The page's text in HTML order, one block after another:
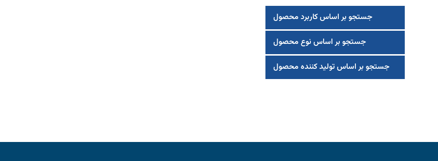
جستجو بر اساس کاربرد محصول
جستجو بر اساس نوع محصول
جستجو بر اساس تولید کننده محصول